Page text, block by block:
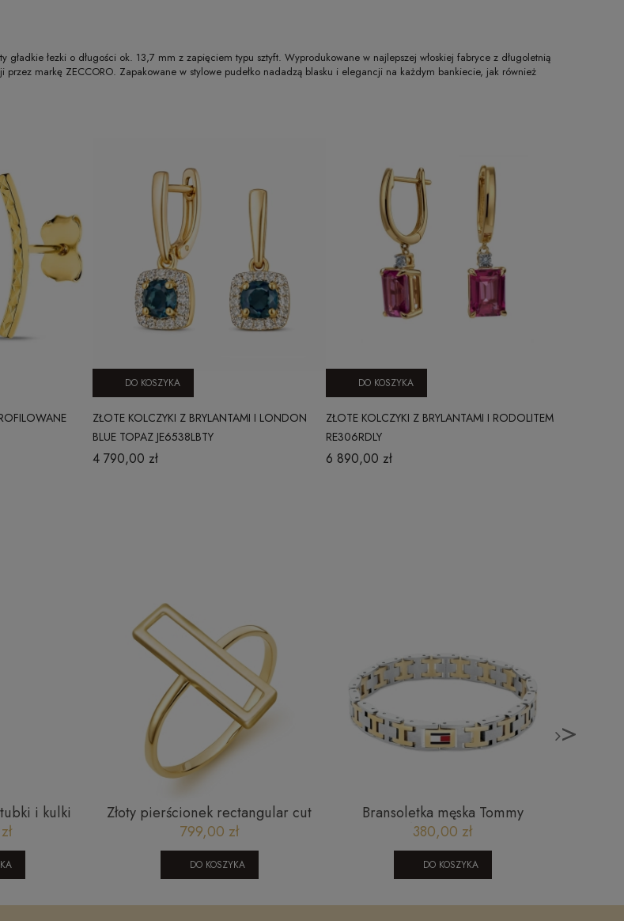
gładkie łezki o długości ok. 13,7 mm z zapięciem typu sztyft. Wyprodukowane w najlepszej włoskiej fabryce z długoletnią
markę ZECCORO. Zapakowane w stylowe pudełko nadadzą blasku i elegancji na każdym bankiecie, jak również
ZŁOTE KOLCZYKI Z BRYLANTAMI I LONDON
BLUE TOPAZ JE6538LBTY
4 790,00 zł
DO KOSZYKA
ZŁOTE KOLCZYKI Z BRYLANTAMI I RODOLITEM
RE306RDLY
6 890,00 zł
DO KOSZYKA
i kulki
City
Złoty pierścionek rectangular cut
gładki prostokąt złoto 585 City
P_32
799,00 zł
DO KOSZYKA
Bransoletka męska Tommy
Hilfiger 2790683
380,00 zł
DO KOSZYKA
>